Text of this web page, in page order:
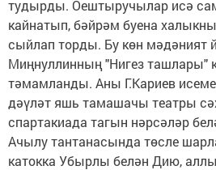
тудырды. Оештыручылар исә
кайнатып, бәйрәм буена
сыйлап торды. Бу көн мәдәният
Миңнуллинның "Нигез ташлары"
тәмамланды. Аны Г.Кариев
дәүләт яшь тамашачы театры
спартакиада тагын нәрсәләр
Ачылу тантанасында төсле
катокка Убырлы белән Дию,